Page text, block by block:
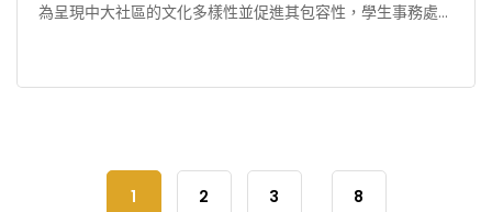
為呈現中大社區的文化多樣性並促進其包容性，學生事務處將
1 2
3
8